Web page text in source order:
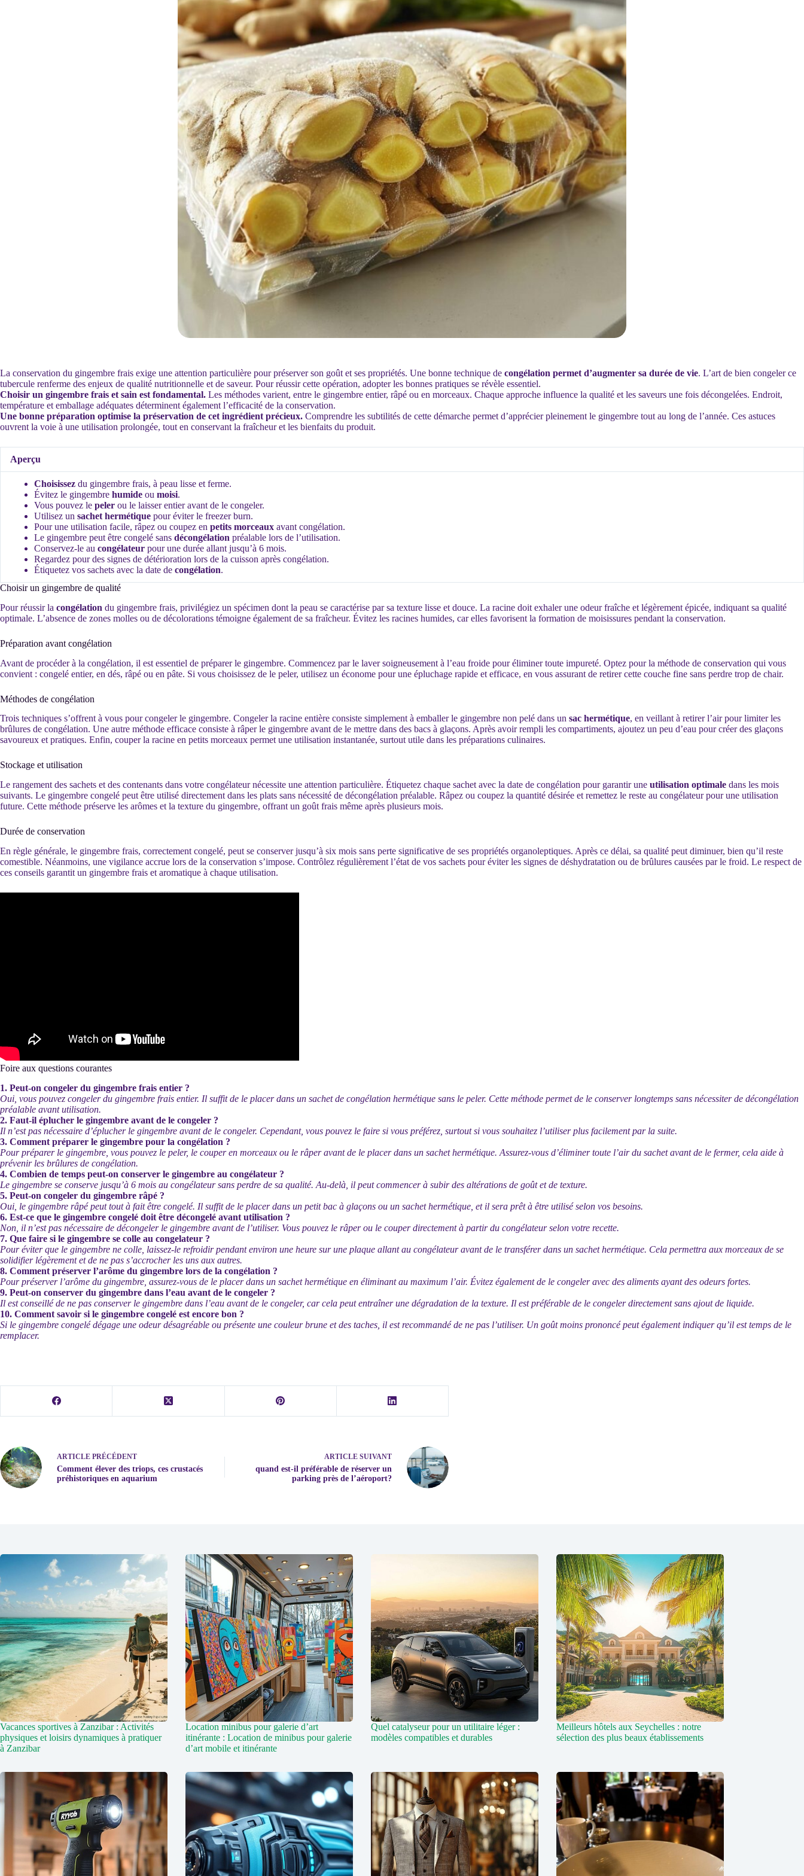
La conservation du gingembre frais exige une attention particulière pour préserver son goût et ses propriétés. Une bonne technique de congélation permet d’augmenter sa durée de vie. L’art de bien congeler ce
tubercule renferme des enjeux de qualité nutritionnelle et de saveur. Pour réussir cette opération, adopter les bonnes pratiques se révèle essentiel.
Choisir un gingembre frais et sain est fondamental. Les méthodes varient, entre le gingembre entier, râpé ou en morceaux. Chaque approche influence la qualité et les saveurs une fois décongelées. Endroit,
température et emballage adéquates déterminent également l’efficacité de la conservation.
Une bonne préparation optimise la préservation de cet ingrédient précieux. Comprendre les subtilités de cette démarche permet d’apprécier pleinement le gingembre tout au long de l’année. Ces astuces
ouvrent la voie à une utilisation prolongée, tout en conservant la fraîcheur et les bienfaits du produit.
Aperçu
Choisissez du gingembre frais, à peau lisse et ferme.
Évitez le gingembre humide ou moisi.
Vous pouvez le peler ou le laisser entier avant de le congeler.
Utilisez un sachet hermétique pour éviter le freezer burn.
Pour une utilisation facile, râpez ou coupez en petits morceaux avant congélation.
Le gingembre peut être congelé sans décongélation préalable lors de l’utilisation.
Conservez-le au congélateur pour une durée allant jusqu’à 6 mois.
Regardez pour des signes de détérioration lors de la cuisson après congélation.
Étiquetez vos sachets avec la date de congélation.
Choisir un gingembre de qualité
Pour réussir la congélation du gingembre frais, privilégiez un spécimen dont la peau se caractérise par sa texture lisse et douce. La racine doit exhaler une odeur fraîche et légèrement épicée, indiquant sa qualité
optimale. L’absence de zones molles ou de décolorations témoigne également de sa fraîcheur. Évitez les racines humides, car elles favorisent la formation de moisissures pendant la conservation.
Préparation avant congélation
Avant de procéder à la congélation, il est essentiel de préparer le gingembre. Commencez par le laver soigneusement à l’eau froide pour éliminer toute impureté. Optez pour la méthode de conservation qui vous
convient : congelé entier, en dés, râpé ou en pâte. Si vous choisissez de le peler, utilisez un économe pour une épluchage rapide et efficace, en vous assurant de retirer cette couche fine sans perdre trop de chair.
Méthodes de congélation
Trois techniques s’offrent à vous pour congeler le gingembre. Congeler la racine entière consiste simplement à emballer le gingembre non pelé dans un sac hermétique, en veillant à retirer l’air pour limiter les
brûlures de congélation. Une autre méthode efficace consiste à râper le gingembre avant de le mettre dans des bacs à glaçons. Après avoir rempli les compartiments, ajoutez un peu d’eau pour créer des glaçons
savoureux et pratiques. Enfin, couper la racine en petits morceaux permet une utilisation instantanée, surtout utile dans les préparations culinaires.
Stockage et utilisation
Le rangement des sachets et des contenants dans votre congélateur nécessite une attention particulière. Étiquetez chaque sachet avec la date de congélation pour garantir une utilisation optimale dans les mois
suivants. Le gingembre congelé peut être utilisé directement dans les plats sans nécessité de décongélation préalable. Râpez ou coupez la quantité désirée et remettez le reste au congélateur pour une utilisation
future. Cette méthode préserve les arômes et la texture du gingembre, offrant un goût frais même après plusieurs mois.
Durée de conservation
En règle générale, le gingembre frais, correctement congelé, peut se conserver jusqu’à six mois sans perte significative de ses propriétés organoleptiques. Après ce délai, sa qualité peut diminuer, bien qu’il reste
comestible. Néanmoins, une vigilance accrue lors de la conservation s’impose. Contrôlez régulièrement l’état de vos sachets pour éviter les signes de déshydratation ou de brûlures causées par le froid. Le respect de
ces conseils garantit un gingembre frais et aromatique à chaque utilisation.
Foire aux questions courantes
1. Peut-on congeler du gingembre frais entier ?
Oui, vous pouvez congeler du gingembre frais entier. Il suffit de le placer dans un sachet de congélation hermétique sans le peler. Cette méthode permet de le conserver longtemps sans nécessiter de décongélation
préalable avant utilisation.
2. Faut-il éplucher le gingembre avant de le congeler ?
Il n’est pas nécessaire d’éplucher le gingembre avant de le congeler. Cependant, vous pouvez le faire si vous préférez, surtout si vous souhaitez l’utiliser plus facilement par la suite.
3. Comment préparer le gingembre pour la congélation ?
Pour préparer le gingembre, vous pouvez le peler, le couper en morceaux ou le râper avant de le placer dans un sachet hermétique. Assurez-vous d’éliminer toute l’air du sachet avant de le fermer, cela aide à
prévenir les brûlures de congélation.
4. Combien de temps peut-on conserver le gingembre au congélateur ?
Le gingembre se conserve jusqu’à 6 mois au congélateur sans perdre de sa qualité. Au-delà, il peut commencer à subir des altérations de goût et de texture.
5. Peut-on congeler du gingembre râpé ?
Oui, le gingembre râpé peut tout à fait être congelé. Il suffit de le placer dans un petit bac à glaçons ou un sachet hermétique, et il sera prêt à être utilisé selon vos besoins.
6. Est-ce que le gingembre congelé doit être décongelé avant utilisation ?
Non, il n’est pas nécessaire de décongeler le gingembre avant de l’utiliser. Vous pouvez le râper ou le couper directement à partir du congélateur selon votre recette.
7. Que faire si le gingembre se colle au congelateur ?
Pour éviter que le gingembre ne colle, laissez-le refroidir pendant environ une heure sur une plaque allant au congélateur avant de le transférer dans un sachet hermétique. Cela permettra aux morceaux de se
solidifier légèrement et de ne pas s’accrocher les uns aux autres.
8. Comment préserver l’arôme du gingembre lors de la congélation ?
Pour préserver l’arôme du gingembre, assurez-vous de le placer dans un sachet hermétique en éliminant au maximum l’air. Évitez également de le congeler avec des aliments ayant des odeurs fortes.
9. Peut-on conserver du gingembre dans l’eau avant de le congeler ?
Il est conseillé de ne pas conserver le gingembre dans l’eau avant de le congeler, car cela peut entraîner une dégradation de la texture. Il est préférable de le congeler directement sans ajout de liquide.
10. Comment savoir si le gingembre congelé est encore bon ?
Si le gingembre congelé dégage une odeur désagréable ou présente une couleur brune et des taches, il est recommandé de ne pas l’utiliser. Un goût moins prononcé peut également indiquer qu’il est temps de le
remplacer.
ARTICLE PRÉCÉDENT
Comment élever des triops, ces crustacés
préhistoriques en aquarium
ARTICLE SUIVANT
quand est-il préférable de réserver un
parking près de l’aéroport?
Vacances sportives à Zanzibar : Activités
physiques et loisirs dynamiques à pratiquer
à Zanzibar
Location minibus pour galerie d’art
itinérante : Location de minibus pour galerie
d’art mobile et itinérante
Quel catalyseur pour un utilitaire léger :
modèles compatibles et durables
Meilleurs hôtels aux Seychelles : notre
sélection des plus beaux établissements